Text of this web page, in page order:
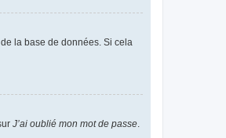
la base de données. Si cela
J’ai oublié mon mot de passe